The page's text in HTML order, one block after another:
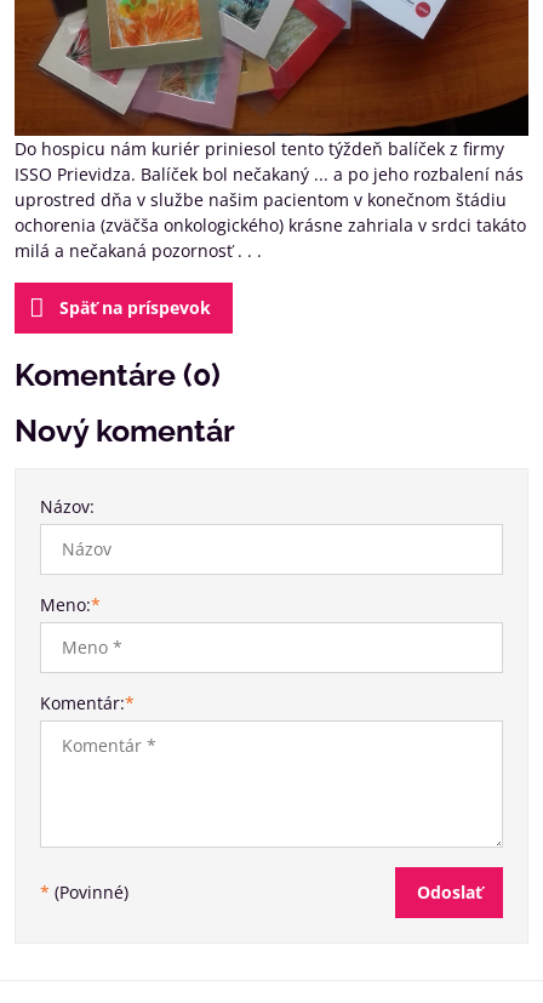
Do hospicu nám kuriér priniesol tento týždeň balíček z firmy
ISSO Prievidza. Balíček bol nečakaný ... a po jeho rozbalení nás
uprostred dňa v službe našim pacientom v konečnom štádiu
ochorenia (zväčša onkologického) krásne zahriala v srdci takáto
milá a nečakaná pozornosť . . .
Späť na príspevok
Komentáre (0)
Nový komentár
Názov:
Meno:*
Komentár:*
* (Povinné) Odoslať